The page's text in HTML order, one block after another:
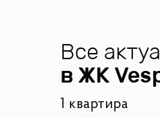
Все
в ЖК
1 квартира